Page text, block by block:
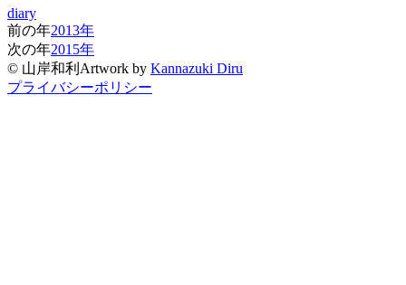
diary
前の年2013年
次の年2015年
© 山岸和利 Artwork by Kannazuki Diru
プライバシーポリシー